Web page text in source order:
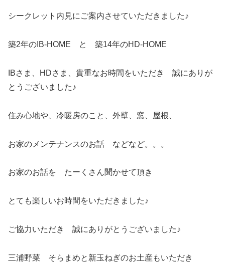
シークレット内見にご案内させていただきました♪
築2年のIB-HOME と 築14年のHD-HOME
IBさま、HDさま、貴重なお時間をいただき 誠にありが
とうございました♪
住み心地や、冷暖房のこと、外壁、窓、屋根、
お家のメンテナンスのお話 などなど。。。
お家のお話を たーくさん聞かせて頂き
とても楽しいお時間をいただきました♪
ご協力いただき 誠にありがとうございました♪
三浦野菜 そらまめと新玉ねぎのお土産もいただき